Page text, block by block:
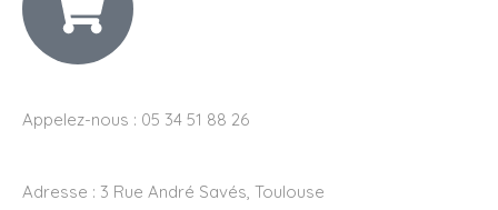
Appelez-nous : 05 34 51 88 26
Adresse : 3 Rue André Savés, Toulouse